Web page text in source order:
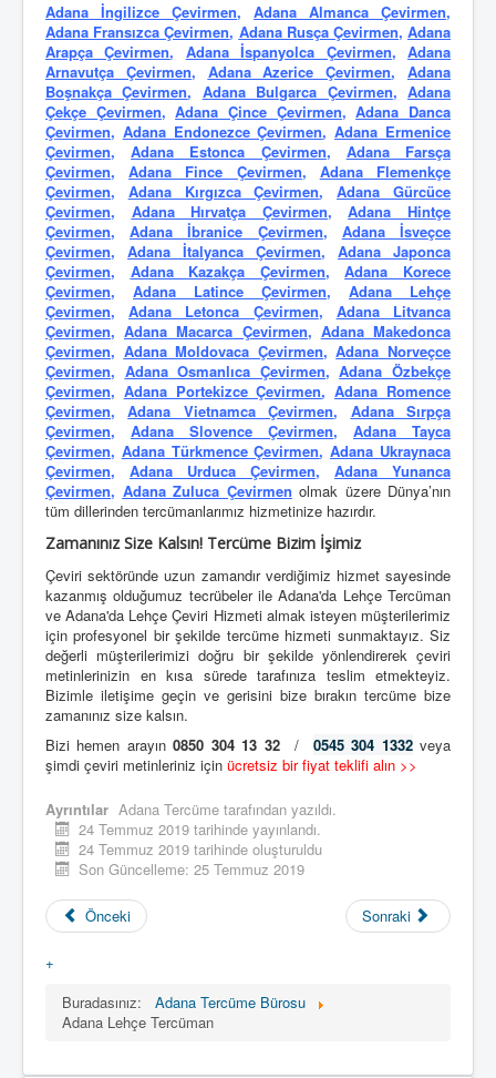
Adana İngilizce Çevirmen, Adana Almanca Çevirmen,
Adana Fransızca Çevirmen, Adana Rusça Çevirmen,Adana
Arapça Çevirmen, Adana İspanyolca Çevirmen,Adana
Arnavutça Çevirmen, Adana Azerice Çevirmen,Adana
Boşnakça Çevirmen, Adana Bulgarca Çevirmen,Adana
Çekçe Çevirmen,Adana Çince Çevirmen,Adana Danca
Çevirmen, Adana Endonezce Çevirmen,Adana Ermenice
Çevirmen,Adana Estonca Çevirmen, Adana Farsça
Çevirmen,Adana Fince Çevirmen, Adana Flemenkçe
Çevirmen, Adana Kırgızca Çevirmen,Adana Gürcüce
Çevirmen, Adana Hırvatça Çevirmen,Adana Hintçe
Çevirmen,Adana İbranice Çevirmen, Adana İsveçce
Çevirmen, Adana İtalyanca Çevirmen, Adana Japonca
Çevirmen, Adana Kazakça Çevirmen,Adana Korece
Çevirmen, Adana Latince Çevirmen, Adana Lehçe
Çevirmen,Adana Letonca Çevirmen, Adana Litvanca
Çevirmen,Adana Macarca Çevirmen, Adana Makedonca
Çevirmen, Adana Moldovaca Çevirmen,Adana Norveçce
Çevirmen, Adana Osmanlıca Çevirmen,Adana Özbekçe
Çevirmen, Adana Portekizce Çevirmen,Adana Romence
Çevirmen,Adana Vietnamca Çevirmen, Adana Sırpça
Çevirmen, Adana Slovence Çevirmen, Adana Tayca
Çevirmen, Adana Türkmence Çevirmen,Adana Ukraynaca
Çevirmen, Adana Urduca Çevirmen, Adana Yunanca
Çevirmen, Adana Zuluca Çevirmen olmak üzere Dünya’nın
tüm dillerinden tercümanlarımız hizmetinize hazırdır.
Zamanınız Size Kalsın! Tercüme Bizim İşimiz
Çeviri sektöründe uzun zamandır verdiğimiz hizmet sayesinde
kazanmış olduğumuz tecrübeler ile Adana'da Lehçe Tercüman
ve Adana'da Lehçe Çeviri Hizmeti almak isteyen müşterilerimiz
için profesyonel bir şekilde tercüme hizmeti sunmaktayız. Siz
değerli müşterilerimizi doğru bir şekilde yönlendirerek çeviri
metinlerinizin en kısa sürede tarafınıza teslim etmekteyiz.
Bizimle iletişime geçin ve gerisini bize bırakın tercüme bize
zamanınız size kalsın.
Bizi hemen arayın0850 304 13 32/ 0545 304 1332veya
şimdi çeviri metinleriniz için ücretsiz bir fiyat teklifi alın >>
Ayrıntılar Adana Tercüme tarafından yazıldı.
24 Temmuz 2019 tarihinde yayınlandı.
24 Temmuz 2019 tarihinde oluşturuldu
Son Güncelleme: 25 Temmuz 2019
Önceki Sonraki
+
Buradasınız:
Adana Tercüme Bürosu
Adana Lehçe Tercüman